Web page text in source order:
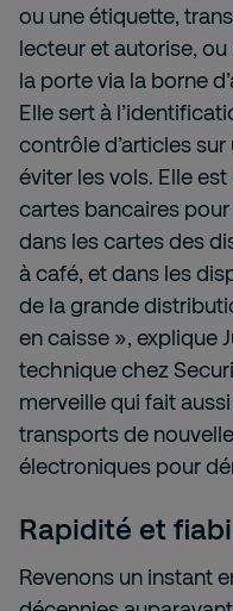
ou une étiquette,
lecteur et autorise,
la porte via la borne
Elle sert à
contrôle d’articles
éviter les vols. Elle
cartes bancaires
dans les cartes des
à café, et dans les
de la grande
en caisse », explique
technique chez
merveille qui fait
transports de
électroniques pour
Rapidité et
Revenons un instant